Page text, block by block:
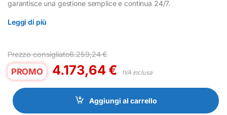
garantisce una gestione semplice e continua 24/7.
Leggi di più
Prezzo consigliato6.259,24€
PROMO 4.173,64€ IVA inclusa
Aggiungi al carrello